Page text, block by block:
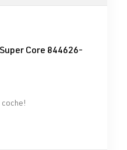
5 estrellas
Core 844626-
coche!